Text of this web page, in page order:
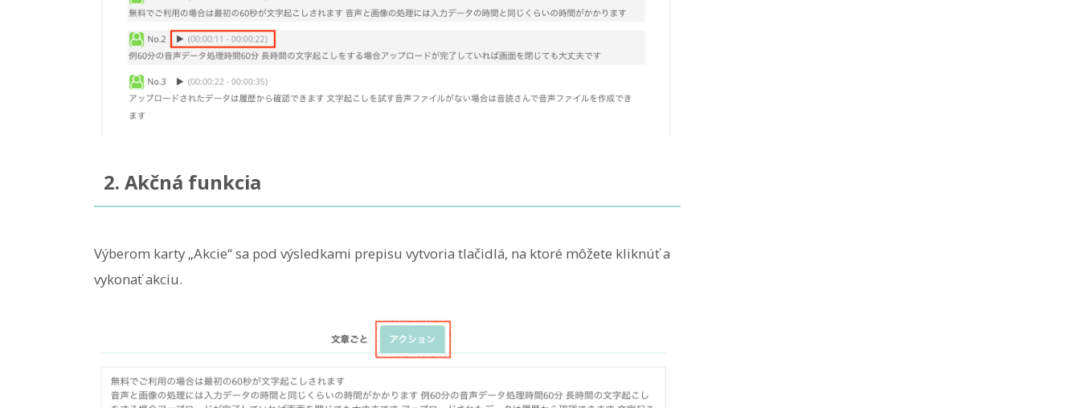
2. Akčná funkcia
Výberom karty „Akcie“ sa pod výsledkami prepisu vytvoria tlačidlá, na ktoré môžete kliknúť a
vykonať akciu.